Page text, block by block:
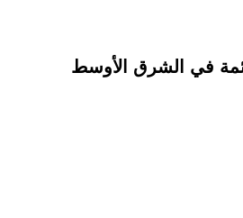
في الشرق الأوسط